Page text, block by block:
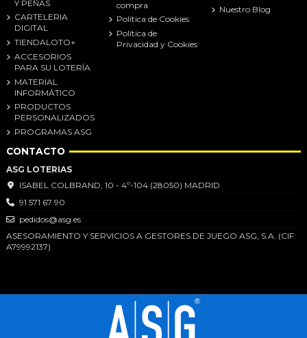
Y PEÑAS
CARTELERIA
DIGITAL
TIENDALOTO+
ACCESORIOS
PARA SU LOTERÍA
MATERIAL
INFORMÁTICO
PRODUCTOS
PERSONALIZADOS
PROGRAMAS ASG
compra
Política de Cookies
Política de
Privacidad y Cookies
Nuestro Blog
CONTACTO
ASG LOTERIAS
ISABEL COLBRAND, 10 - 4º-104 (28050) MADRID
91 571 67 90
pedidos@asg.es
ASESORAMIENTO Y SERVICIOS A GESTORES DE JUEGO ASG, S.A. (CIF:
A79992137)